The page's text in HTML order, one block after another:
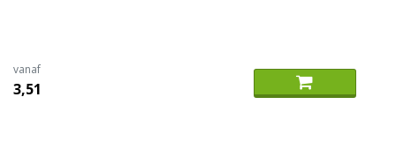
vanaf
3,51